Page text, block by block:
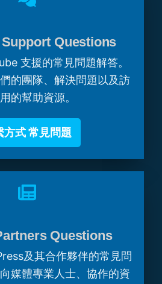
Questions
支援的常見問題解答。
的團隊、解決問題以及訪
的幫助資源。
方式 常見問題
Questions
及其合作夥伴的常見問
媒體專業人士、協作的資